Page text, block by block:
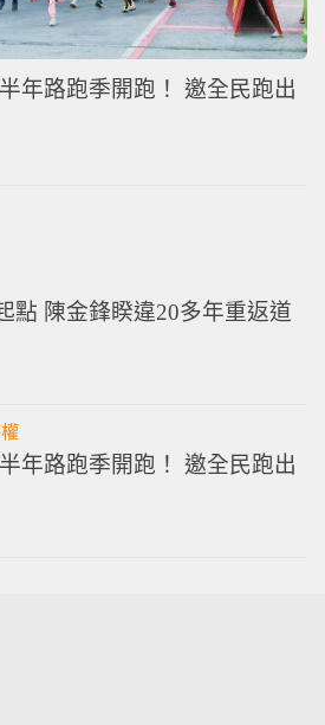
年路跑季開跑！ 邀全民跑出
點 陳金鋒睽違20多年重返道
年路跑季開跑！ 邀全民跑出